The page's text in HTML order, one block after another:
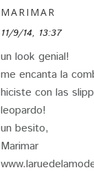
MARIMAR
11/9/14, 13:37
un look genial!
me encanta la
hiciste con las
leopardo!
un besito,
Marimar